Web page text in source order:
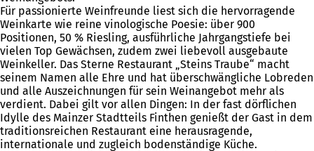
Für passionierte Weinfreunde liest sich die hervorragende
Weinkarte wie reine vinologische Poesie: über 900
Positionen, 50 % Riesling, ausführliche Jahrgangstiefe bei
vielen Top Gewächsen, zudem zwei liebevoll ausgebaute
Weinkeller. Das Sterne Restaurant „Steins Traube“ macht
seinem Namen alle Ehre und hat überschwängliche Lobreden
und alle Auszeichnungen für sein Weinangebot mehr als
verdient. Dabei gilt vor allen Dingen: In der fast dörflichen
Idylle des Mainzer Stadtteils Finthen genießt der Gast in dem
traditionsreichen Restaurant eine herausragende,
internationale und zugleich bodenständige Küche.